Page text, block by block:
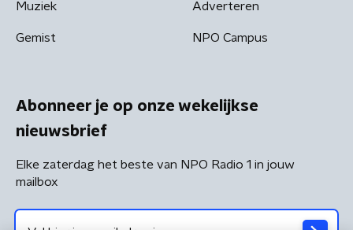
Muziek
Gemist
Adverteren
NPO Campus
Abonneer je op onze wekelijkse
nieuwsbrief
Elke zaterdag het beste van NPO Radio 1 in jouw
mailbox